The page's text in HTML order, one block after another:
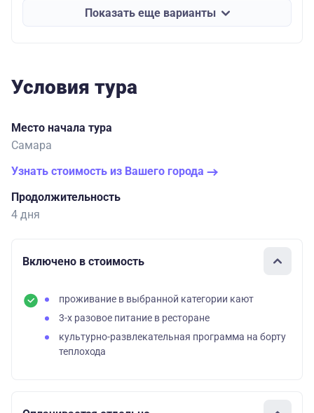
Показать еще варианты
Условия тура
Место начала тура
Самара
Узнать стоимость из Вашего города
Продолжительность
4 дня
Включено в стоимость
проживание в выбранной категории кают
3-х разовое питание в ресторане
культурно-развлекательная программа на борту
теплохода